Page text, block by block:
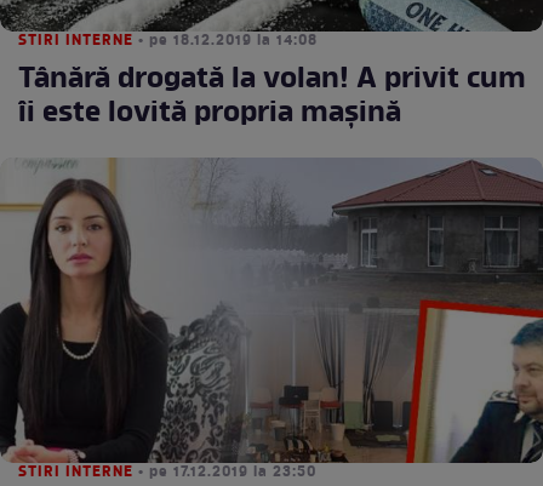
STIRI INTERNE • pe 18.12.2019 la 14:08
Tânără drogată la volan! A privit cum
îi este lovită propria maşină
STIRI INTERNE • pe 17.12.2019 la 23:50